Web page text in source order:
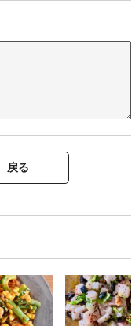
戻る